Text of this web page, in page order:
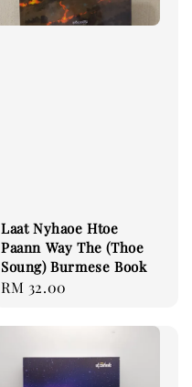
Laat Nyhaoe Htoe
Paann Way The (Thoe
Soung) Burmese Book
Regular
RM 32.00